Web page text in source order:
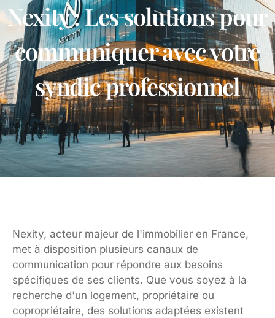
Nexity : Les solutions pour
communiquer avec votre
syndic professionnel
Nexity, acteur majeur de l'immobilier en France,
met à disposition plusieurs canaux de
communication pour répondre aux besoins
spécifiques de ses clients. Que vous soyez à la
recherche d'un logement, propriétaire ou
copropriétaire, des solutions adaptées existent